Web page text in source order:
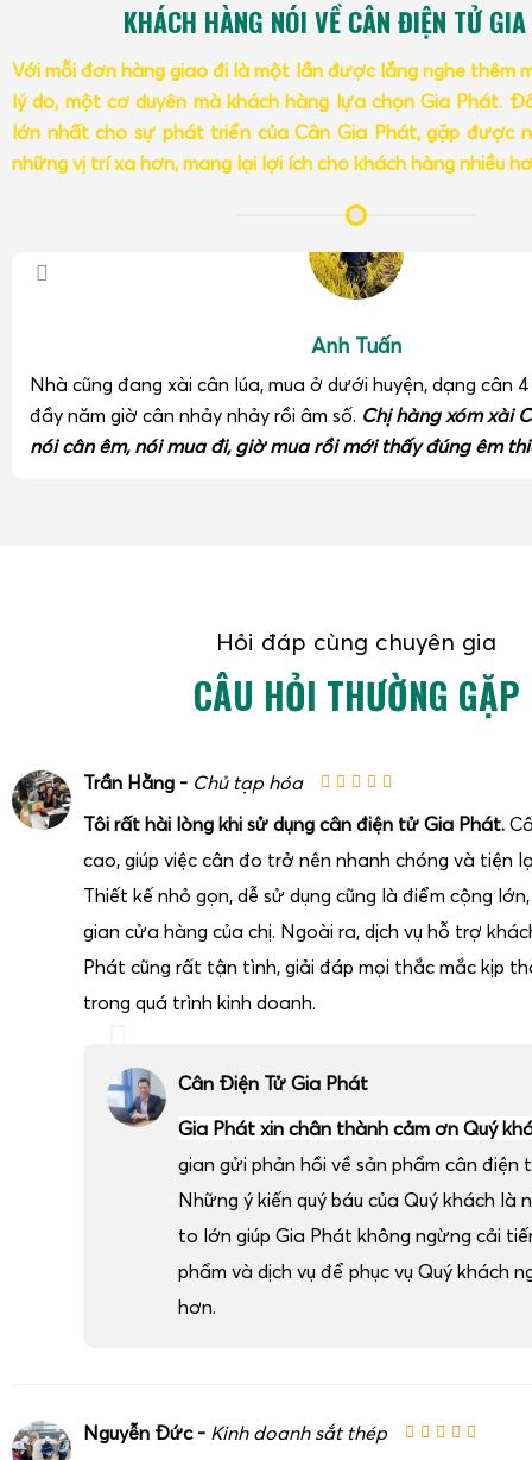
KHÁCH HÀNG NÓI VỀ CÂN ĐIỆN TỬ
Với mỗi đơn hàng giao đi là một lần được lắng nghe thêm
lý do, một cơ duyên mà khách hàng lựa chọn Gia Phát.
lớn nhất cho sự phát triển của Cân Gia Phát, gặp được
những vị trí xa hơn, mang lại lợi ích cho khách hàng nhiều
Anh Tuấn
Nhà cũng đang xài cân lúa, mua ở dưới huyện, dạng cân
đầy năm giờ cân nhảy nhảy rồi âm số. Chị hàng xóm xài
nói cân êm, nói mua đi, giờ mua rồi mới thấy đúng êm
Hỏi đáp cùng chuyên gia
CÂU HỎI THƯỜNG GẶP
Trần Hằng - Chủ tạp hóa
Tôi rất hài lòng khi sử dụng cân điện tử Gia Phát.
cao, giúp việc cân đo trở nên nhanh chóng và tiện
Thiết kế nhỏ gọn, dễ sử dụng cũng là điểm cộng
gian cửa hàng của chị. Ngoài ra, dịch vụ hỗ trợ
Phát cũng rất tận tình, giải đáp mọi thắc mắc kịp
trong quá trình kinh doanh.
Cân Điện Tử Gia Phát
Gia Phát xin chân thành cảm ơn Quý
gian gửi phản hồi về sản phẩm cân điện
Những ý kiến quý báu của Quý khách là
to lớn giúp Gia Phát không ngừng cải
phẩm và dịch vụ để phục vụ Quý khách
hơn.
Nguyễn Đức - Kinh doanh sắt thép